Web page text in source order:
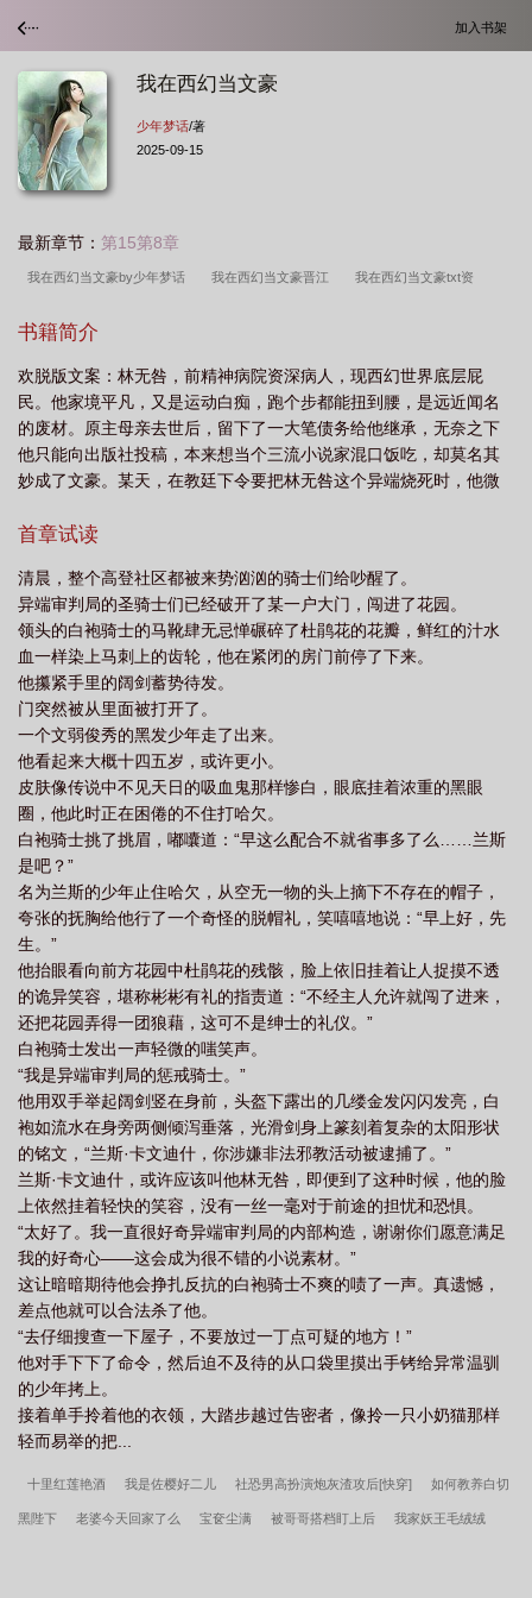
加入书架
我在西幻当文豪
少年梦话/著
2025-09-15
最新章节： 第15第8章
我在西幻当文豪by少年梦话 我在西幻当文豪晋江 我在西幻当文豪txt资
别耽于纯美作者 少年梦话
版 我在西幻当文豪免费阅读 我在西幻当文豪格格党 我在西幻当文豪
TXT 我在西幻当文豪百度 我在西幻当文豪txt百度 我在西幻当文豪笔趣
阁
书籍简介
欢脱版文案：林无咎，前精神病院资深病人，现西幻世界底层屁
民。他家境平凡，又是运动白痴，跑个步都能扭到腰，是远近闻名
的废材。原主母亲去世后，留下了一大笔债务给他继承，无奈之下
他只能向出版社投稿，本来想当个三流小说家混口饭吃，却莫名其
妙成了文豪。某天，在教廷下令要把林无咎这个异端烧死时，他微
打架吗？我撒币！天使：你若折他翅膀，我定毁你整个天堂！塞
哭，平白脏了我轮回的路。教皇目瞪口呆，主教流泪高唱：“就这样
被你征服，切断了我所有的退路……”林无咎：这个世界的小说太垃
圾了，我是来指导他们写作的。正剧版文案：外邦人所献的祭是祭
鬼，不是祭神。——哥林多前书神的国度同时也是绝望的国度。
——涩泽龙彦这是最好的时代，这是最坏的时代。——狄更斯林无
咎穿越了。这个世界有三个月亮。同时还有——终年不散的雾霾，
凌晨时的敲窗人，狄更斯喜欢的收费桥，柯南道尔笔下的流浪儿，
萨克雷勾勒的名利场，异端审判局的铁骑越过童工的尸体……嘘，
超凡生物请小心。林无咎最初只想煮字疗饥，却一不小心改变了世
界。巨龙，恶魔，女巫，矮人，精灵，塞壬……还有人类，他们都
尊敬的称呼林无咎为——导师。愤怒的炮火要将全世界点燃，神明
也要为此战栗。尔后的某一天，太阳也会坠落，可这丝毫无损新世
界的光辉。阅读须知：1，架空，非传统西幻，以19世纪维多利亚时
代为原型2，本文出现的所有人物的观点仅代表角色的想法，不代表
作者的立场和观点。3，文中不会出现现实社会中的任何宗教，信教
的读者朋友们请不要对号入座。4，男主是神经病，有很严重的性格
缺陷，且缺少“常识”。5，是屁民，不是平民，没打错字。百度百
科：屁民，是网络新词汇，同英文中的shitizen。泛指毫无影响力，
无足轻重的普通百姓。“屁民”逐渐替代“草民”成了老百姓的代名词。
首章试读
清晨，整个高登社区都被来势汹汹的骑士们给吵醒了。
异端审判局的圣骑士们已经破开了某一户大门，闯进了花园。
领头的白袍骑士的马靴肆无忌惮碾碎了杜鹃花的花瓣，鲜红的汁水
血一样染上马刺上的齿轮，他在紧闭的房门前停了下来。
他攥紧手里的阔剑蓄势待发。
门突然被从里面被打开了。
一个文弱俊秀的黑发少年走了出来。
他看起来大概十四五岁，或许更小。
皮肤像传说中不见天日的吸血鬼那样惨白，眼底挂着浓重的黑眼
圈，他此时正在困倦的不住打哈欠。
白袍骑士挑了挑眉，嘟囔道：“早这么配合不就省事多了么……兰斯
是吧？”
名为兰斯的少年止住哈欠，从空无一物的头上摘下不存在的帽子，
夸张的抚胸给他行了一个奇怪的脱帽礼，笑嘻嘻地说：“早上好，先
生。”
他抬眼看向前方花园中杜鹃花的残骸，脸上依旧挂着让人捉摸不透
的诡异笑容，堪称彬彬有礼的指责道：“不经主人允许就闯了进来，
还把花园弄得一团狼藉，这可不是绅士的礼仪。”
白袍骑士发出一声轻微的嗤笑声。
“我是异端审判局的惩戒骑士。”
他用双手举起阔剑竖在身前，头盔下露出的几缕金发闪闪发亮，白
袍如流水在身旁两侧倾泻垂落，光滑剑身上篆刻着复杂的太阳形状
的铭文，“兰斯·卡文迪什，你涉嫌非法邪教活动被逮捕了。”
兰斯·卡文迪什，或许应该叫他林无咎，即便到了这种时候，他的脸
上依然挂着轻快的笑容，没有一丝一毫对于前途的担忧和恐惧。
“太好了。我一直很好奇异端审判局的内部构造，谢谢你们愿意满足
我的好奇心——这会成为很不错的小说素材。”
这让暗暗期待他会挣扎反抗的白袍骑士不爽的啧了一声。真遗憾，
差点他就可以合法杀了他。
“去仔细搜查一下屋子，不要放过一丁点可疑的地方！”
他对手下下了命令，然后迫不及待的从口袋里摸出手铐给异常温驯
的少年拷上。
接着单手拎着他的衣领，大踏步越过告密者，像拎一只小奶猫那样
轻而易举的把...
十里红莲艳酒 我是佐樱好二儿 社恐男高扮演炮灰渣攻后[快穿] 如何教养白切
黑陛下 老婆今天回家了么 宝奁尘满 被哥哥搭档盯上后 我家妖王毛绒绒